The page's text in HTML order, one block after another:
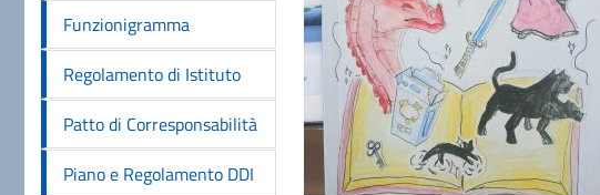
Funzionigramma
Regolamento di Istituto
Patto di Corresponsabilità
Piano e Regolamento DDI